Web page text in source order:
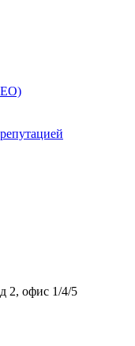
2, офис 1/4/5